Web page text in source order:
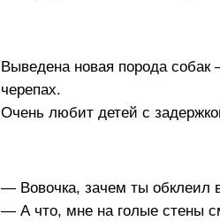
Выведена новая порода
черепах.
Очень любит детей с
— Вовочка, зачем ты обклеил
— А что, мне на голые стены